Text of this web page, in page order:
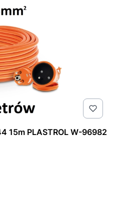
15m PLASTROL W-96982